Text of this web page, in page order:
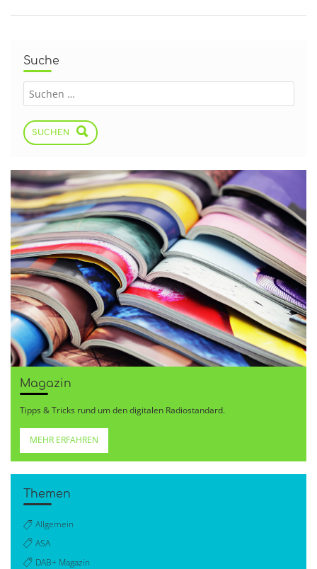
Suche
SUCHEN
Magazin
Tipps & Tricks rund um den digitalen Radiostandard.
MEHR ERFAHREN
Themen
Allgemein
ASA
DAB+ Magazin